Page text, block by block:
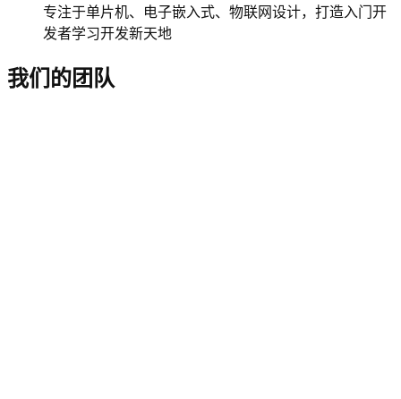
专注于单片机、电子嵌入式、物联网设计，打造入门开
发者学习开发新天地
我们的团队